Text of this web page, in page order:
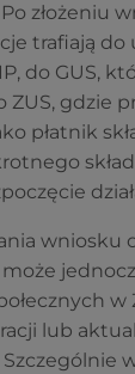
złożeniu
trafiają
do GUS,
ZUS, gdzie
płatnik
wniosku
w
lub